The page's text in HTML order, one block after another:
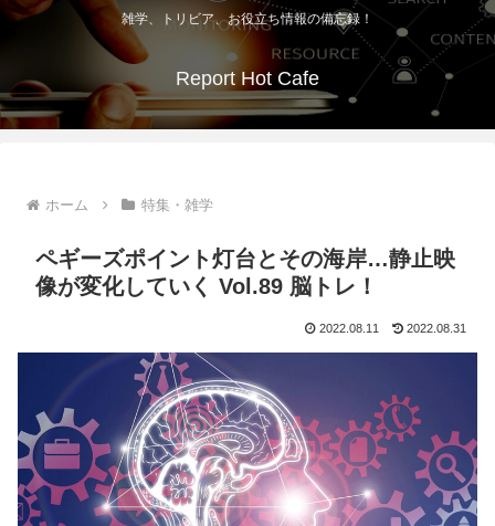
雑学、トリビア、お役立ち情報の備忘録！
Report Hot Cafe
ホーム 特集・雑学
ペギーズポイント灯台とその海岸…静止映
像が変化していく Vol.89 脳トレ！
2022.08.11 2022.08.31